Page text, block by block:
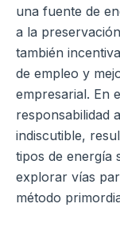
una fuente de
a la
también
de empleo y
empresarial. En
responsabilidad
indiscutible,
tipos de energía
explorar vías
método